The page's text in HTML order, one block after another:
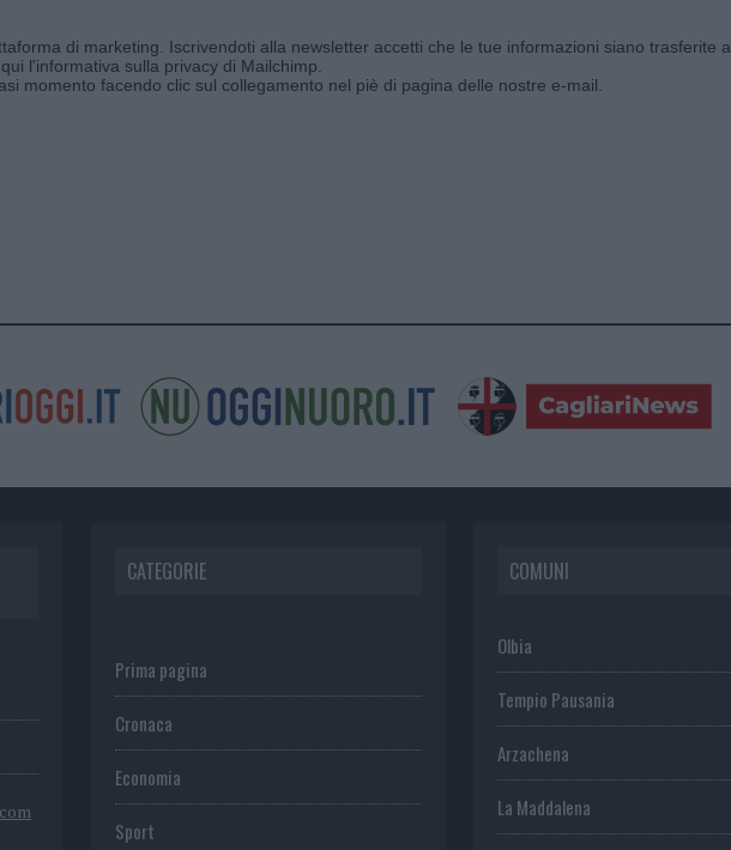
di marketing. Iscrivendoti alla newsletter accetti che le tue informazioni siano trasferite a
l'informativa sulla privacy di Mailchimp
momento facendo clic sul collegamento nel piè di pagina delle nostre e-mail.
CATEGORIE
Prima pagina
Cronaca
Economia
Sport
COMUNI
Olbia
Tempio Pausania
Arzachena
La Maddalena